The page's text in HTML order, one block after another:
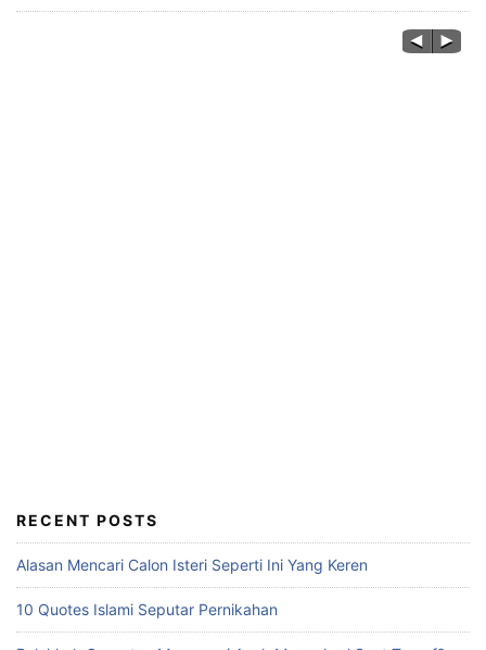
RECENT POSTS
Alasan Mencari Calon Isteri Seperti Ini Yang Keren
10 Quotes Islami Seputar Pernikahan